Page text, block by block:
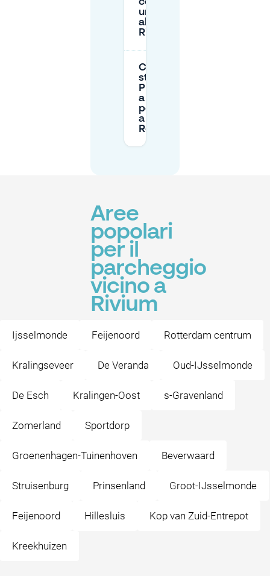
cercare
uno spazio
all'arrivo a
Rivium?
Ci sono
strutture
P+R vicino
a Rivium
per entrare
a
Rotterdam?
Aree
popolari
per il
parcheggio
vicino a
Rivium
Ijsselmonde Feijenoord Rotterdam centrum
Kralingseveer De Veranda Oud-IJsselmonde
De Esch Kralingen-Oost s-Gravenland
Zomerland Sportdorp
Groenenhagen-Tuinenhoven Beverwaard
Struisenburg Prinsenland Groot-IJsselmonde
Feijenoord Hillesluis Kop van Zuid-Entrepot
Kreekhuizen